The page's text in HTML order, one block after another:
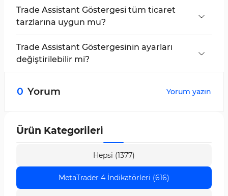
Trade Assistant Göstergesi tüm ticaret
tarzlarına uygun mu?
işlemlerde kullanılabilir.
Trade Assistant Göstergesinin ayarları
değiştirilebilir mi?
şemalarını ve sinyal paneli görünümünü kendi
0 Yorum Yorum yazın
Ürün Kategorileri
Hepsi (1377)
MetaTrader 4 İndikatörleri (616)